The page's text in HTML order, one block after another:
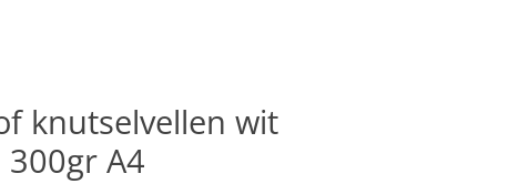
knutselvellen wit
A4